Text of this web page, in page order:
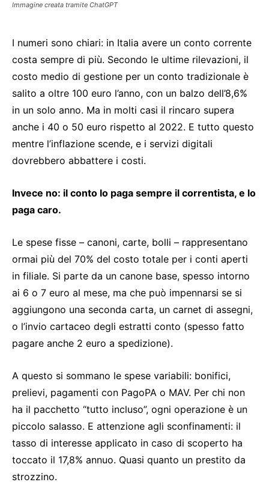
Immagine creata tramite ChatGPT
I numeri sono chiari: in Italia avere un conto corrente
costa sempre di più. Secondo le ultime rilevazioni, il
costo medio di gestione per un conto tradizionale è
salito a oltre 100 euro l’anno, con un balzo dell’8,6%
in un solo anno. Ma in molti casi il rincaro supera
anche i 40 o 50 euro rispetto al 2022. E tutto questo
mentre l’inflazione scende, e i servizi digitali
dovrebbero abbattere i costi.
Invece no: il conto lo paga sempre il correntista, e lo
paga caro.
Le spese fisse – canoni, carte, bolli – rappresentano
ormai più del 70% del costo totale per i conti aperti
in filiale. Si parte da un canone base, spesso intorno
ai 6 o 7 euro al mese, ma che può impennarsi se si
aggiungono una seconda carta, un carnet di assegni,
o l’invio cartaceo degli estratti conto (spesso fatto
pagare anche 2 euro a spedizione).
A questo si sommano le spese variabili: bonifici,
prelievi, pagamenti con PagoPA o MAV. Per chi non
ha il pacchetto “tutto incluso”, ogni operazione è un
piccolo salasso. E attenzione agli sconfinamenti: il
tasso di interesse applicato in caso di scoperto ha
toccato il 17,8% annuo. Quasi quanto un prestito da
strozzino.